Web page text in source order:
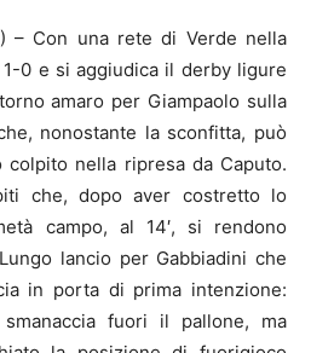
– Con una rete di Verde nella
0 e si aggiudica il derby ligure
amaro per Giampaolo sulla
nonostante la sconfitta, può
nella ripresa da Caputo.
che, dopo aver costretto lo
campo, al 14′, si rendono
lancio per Gabbiadini che
in porta di prima intenzione:
fuori il pallone, ma